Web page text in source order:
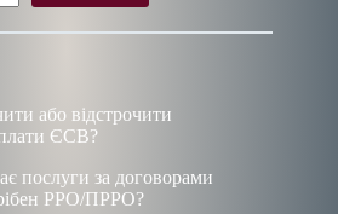
або відстрочити
ЄСВ?
послуги за договорами
РРО/ПРРО?